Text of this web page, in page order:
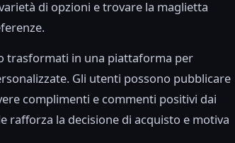
di opzioni e trovare la maglietta
trasformati in una piattaforma per
Gli utenti possono pubblicare
complimenti e commenti positivi dai
rafforza la decisione di acquisto e motiva